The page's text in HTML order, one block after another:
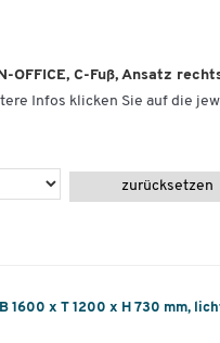
C-Fuß, Ansatz
Infos klicken Sie auf die
zurücksetzen
1600 x T 1200 x H 730 mm,